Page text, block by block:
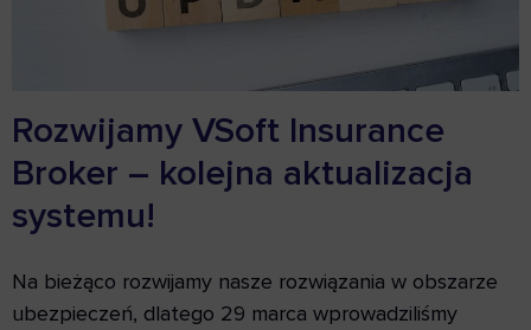
Rozwijamy VSoft Insurance
Broker – kolejna aktualizacja
systemu!
Na bieżąco rozwijamy nasze rozwiązania w obszarze
ubezpieczeń, dlatego 29 marca wprowadziliśmy